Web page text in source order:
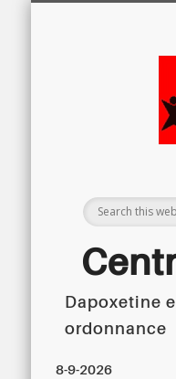
Centre régional du
Dapoxetine
ordonnance
8-9-2026